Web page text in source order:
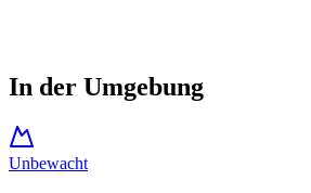
In der Umgebung
Unbewacht